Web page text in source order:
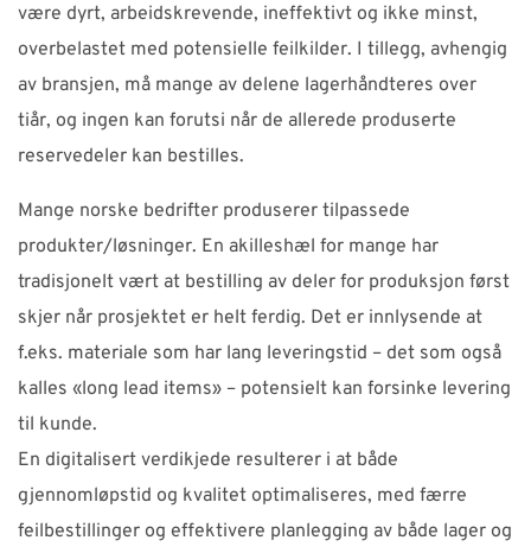
være dyrt, arbeidskrevende, ineffektivt og ikke minst,
overbelastet med potensielle feilkilder. I tillegg, avhengig
av bransjen, må mange av delene lagerhåndteres over
tiår, og ingen kan forutsi når de allerede produserte
reservedeler kan bestilles.
Mange norske bedrifter produserer tilpassede
produkter/løsninger. En akilleshæl for mange har
tradisjonelt vært at bestilling av deler for produksjon først
skjer når prosjektet er helt ferdig. Det er innlysende at
f.eks. materiale som har lang leveringstid – det som også
kalles «long lead items» – potensielt kan forsinke levering
til kunde.
En digitalisert verdikjede resulterer i at både
gjennomløpstid og kvalitet optimaliseres, med færre
feilbestillinger og effektivere planlegging av både lager og